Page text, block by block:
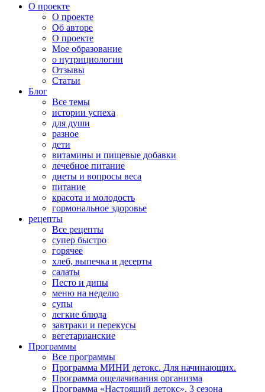
О проекте
О проекте
Об авторе
О проекте
Мое образование
о нутрициологии
Отзывы
Статьи
Блог
Все темы
истории успеха
для души
разное
дети
витамины и пищевые добавки
лечебное питание
диеты и вопросы веса
питание
красота и молодость
гормональное здоровье
рецепты
Все рецепты
супер быстро
горячее
хлеб, выпечка и десерты
салаты
Песто и дипы
меню на неделю
супы
легкие блюда
завтраки и перекусы
вегетарианские
Программы
Все программы
Программа МИНИ детокс. Для начинающих.
Программа ощелачивания организма
Программа «Настоящий детокс». 3 сезона